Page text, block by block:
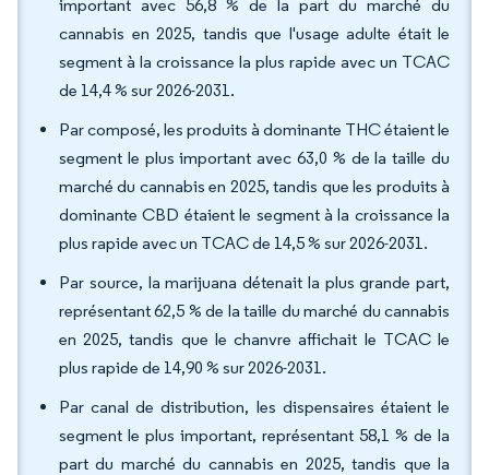
important avec 56,8 % de la part du marché du
cannabis en 2025, tandis que l'usage adulte était le
segment à la croissance la plus rapide avec un TCAC
de 14,4 % sur 2026-2031.
Par composé, les produits à dominante THC étaient le
segment le plus important avec 63,0 % de la taille du
marché du cannabis en 2025, tandis que les produits à
dominante CBD étaient le segment à la croissance la
plus rapide avec un TCAC de 14,5 % sur 2026-2031.
Par source, la marijuana détenait la plus grande part,
représentant 62,5 % de la taille du marché du cannabis
en 2025, tandis que le chanvre affichait le TCAC le
plus rapide de 14,90 % sur 2026-2031.
Par canal de distribution, les dispensaires étaient le
segment le plus important, représentant 58,1 % de la
part du marché du cannabis en 2025, tandis que la